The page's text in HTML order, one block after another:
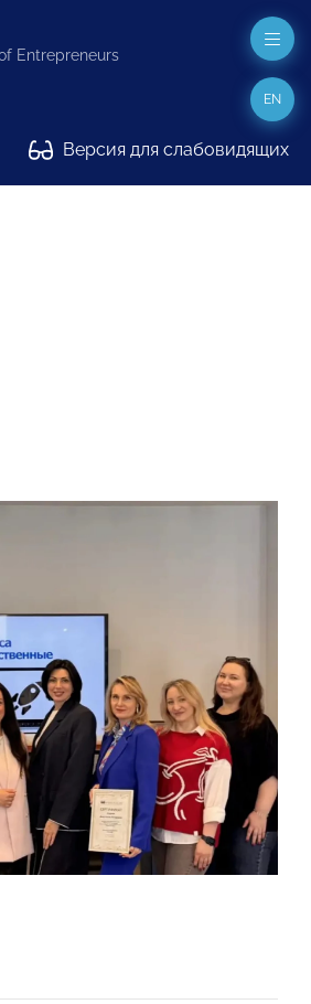
Entrepreneurs
Версия для слабовидящих
EN